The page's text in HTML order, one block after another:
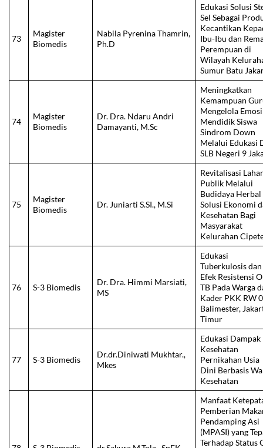
73
Magister
Biomedis
Nabila Pyrenina Thamrin,
Ph.D
Edukasi Solusi
Sel Sebagai
Kecantikan
Ibu-Ibu dan
Perempuan di
Wilayah
Sumur Batu
74
Magister
Biomedis
Dr. Dra. Ndaru Andri
Damayanti, M.Sc
Meningkatkan
Kemampuan
Mengelola Emosi
Mendidik Siswa
Sindrom Down
Melalui Edukasi
SLB Negeri 9
75
Magister
Biomedis
Dr. Juniarti S.SI., M.Si
Revitalisasi
Publik Melalui
Budidaya Herbal
Solusi Ekonomi
Kesehatan Bagi
Masyarakat
Kelurahan
76 S-3 Biomedis
Dr. Dra. Himmi Marsiati,
MS
Edukasi
Tuberkulosis dan
Efek Resistensi
TB Pada Warga
Kader PKK RW
Balimester,
Timur
77 S-3 Biomedis
Dr.dr.Diniwati Mukhtar.,
Mkes
Edukasi Dampak
Kesehatan
Pernikahan Usia
Dini Berbasis
Kesehatan
Manfaat
Pemberian
Pendamping Asi
(MPASI) yang
Terhadap Status